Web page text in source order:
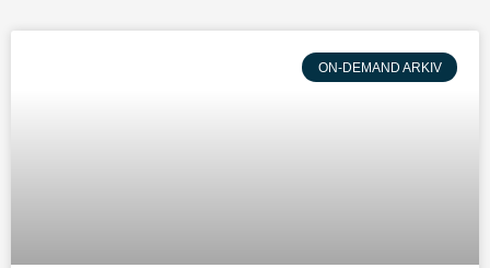
ON-DEMAND ARKIV